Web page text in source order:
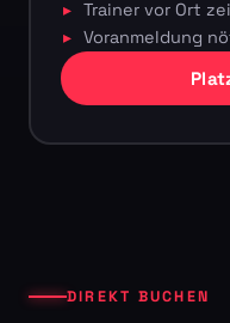
Trainer vor Ort
Voranmeldung
DIREKT BUCHEN